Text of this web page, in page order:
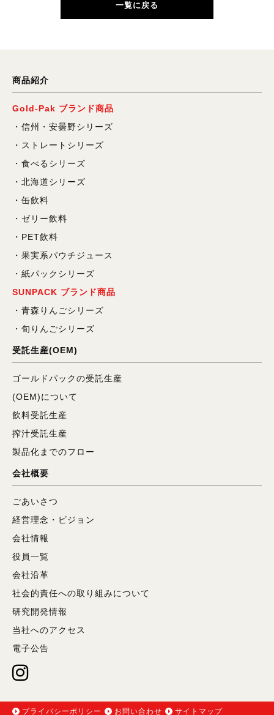
一覧に戻る
商品紹介
Gold-Pak ブランド商品
信州・安曇野シリーズ
ストレートシリーズ
食べるシリーズ
北海道シリーズ
缶飲料
ゼリー飲料
PET飲料
果実系パウチジュース
紙パックシリーズ
SUNPACK ブランド商品
青森りんごシリーズ
旬りんごシリーズ
受託生産(OEM)
ゴールドパックの受託生産
(OEM)について
飲料受託生産
搾汁受託生産
製品化までのフロー
会社概要
ごあいさつ
経営理念・ビジョン
会社情報
役員一覧
会社沿革
社会的責任への取り組みについて
研究開発情報
当社へのアクセス
電子公告
プライバシーポリシー お問い合わせ サイトマップ